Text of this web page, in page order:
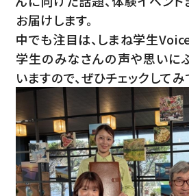
お届けします。
中でも注目は、しまね学生Voice
学生のみなさんの声や思いに
いますので、ぜひチェックしてみ